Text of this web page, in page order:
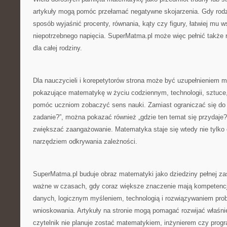
artykuły mogą pomóc przełamać negatywne skojarzenia. Gdy
sposób wyjaśnić procenty, równania, kąty czy figury, łatwiej mu
niepotrzebnego napięcia. SuperMatma.pl może więc pełnić także
dla całej rodziny.
Dla nauczycieli i korepetytorów strona może być uzupełnieniem
pokazujące matematykę w życiu codziennym, technologii,
pomóc uczniom zobaczyć sens nauki. Zamiast ograniczać się do
zadanie?”, można pokazać również „gdzie ten temat się
zwiększać zaangażowanie. Matematyka staje się wtedy nie
narzędziem odkrywania zależności.
SuperMatma.pl buduje obraz matematyki jako dziedziny pełnej
ważne w czasach, gdy coraz większe znaczenie mają
danych, logicznym myśleniem, technologią i rozwiązywaniem
wnioskowania. Artykuły na stronie mogą pomagać rozwijać
czytelnik nie planuje zostać matematykiem, inżynierem czy